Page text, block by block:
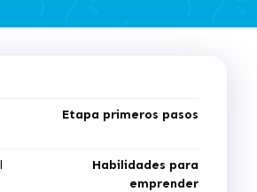
Etapa primeros pasos
Habilidades para
emprender